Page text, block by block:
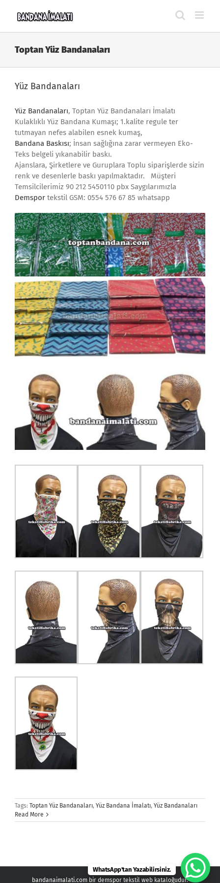
Toptan Yüz Bandanaları
Yüz Bandanaları
Yüz Bandanaları, Toptan Yüz Bandanaları İmalatı
Kulaklıklı Yüz Bandana Kumaşı; 1.kalite regule ter
tutmayan nefes alabilen esnek kumaş,
Bandana Baskısı; İnsan sağlığına zarar vermeyen Eko-
Teks belgeli yıkanabilir baskı.
Ajanslara, Şirketlere ve Guruplara Toplu siparişlerde sizin
renk ve desenlerle baskı yapılmaktadır. Müşteri
Temsilcilerimiz 90 212 5450110 pbx Saygılarımızla
Demspor tekstil GSM: 0554 576 67 85 whatsapp
Tags: Toptan Yüz Bandanaları, Yüz Bandana İmalatı, Yüz Bandanaları
Read More
bandanaimalati.com bir demspor tekstil web kataloğudur.
WhatsApp'tan Yazabilirsiniz.